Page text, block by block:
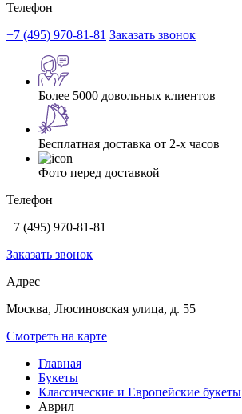
Телефон
+7 (495) 970-81-81 Заказать звонок
Более 5000 довольных клиентов
Бесплатная доставка от 2-х часов
Фото перед доставкой
Телефон
+7 (495) 970-81-81
Заказать звонок
Адрес
Москва, Люсиновская улица, д. 55
Смотреть на карте
Главная
Букеты
Классические и Европейские букеты
Аврил